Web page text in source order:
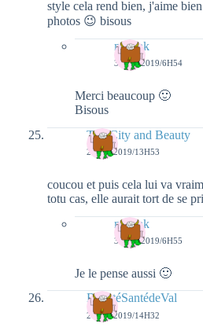
style cela rend bien, j'aime
photos 😉 bisous
natieak
3 MAI 2019/6H54
Merci beaucoup 🙂
Bisous
The City and Beauty
2 MAI 2019/13H53
coucou et puis cela lui va
totu cas, elle aurait tort de se
natieak
3 MAI 2019/6H55
Je le pense aussi 🙂
BeautéSantédeVal
2 MAI 2019/14H32